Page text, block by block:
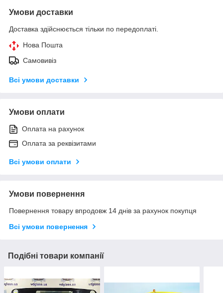
Умови доставки
Доставка здійснюється тільки по передоплаті.
Нова Пошта
Самовивіз
Всі умови доставки
Умови оплати
Оплата на рахунок
Оплата за реквізитами
Всі умови оплати
Умови повернення
Повернення товару впродовж 14 днів за рахунок покупця
Всі умови повернення
Подібні товари компанії